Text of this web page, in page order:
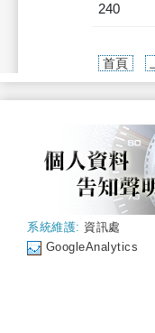
240
首頁
系統維護: 資訊處
GoogleAnalytics